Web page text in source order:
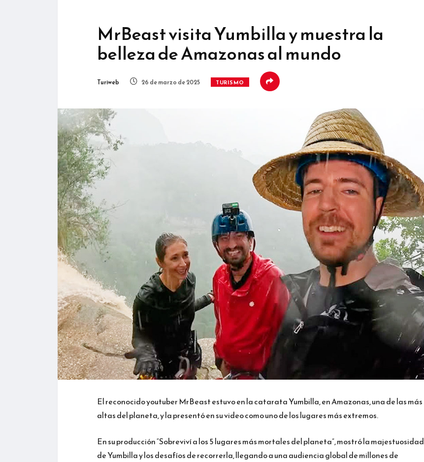
MrBeast visita Yumbilla y muestra la
belleza de Amazonas al mundo
Turiweb 26 de marzo de 2025 TURISMO
El reconocido youtuber MrBeast estuvo en la catarata Yumbilla, en Amazonas, una de las más
altas del planeta, y la presentó en su video como uno de los lugares más extremos.
En su producción “Sobreviví a los 5 lugares más mortales del planeta”, mostró la majestuosidad
de Yumbilla y los desafíos de recorrerla, llegando a una audiencia global de millones de